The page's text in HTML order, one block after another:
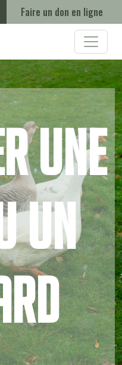
Faire un don en ligne
une
un